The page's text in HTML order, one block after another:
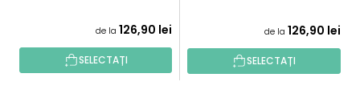
de la 126,90 lei
SELECTAȚI
de la 126,90 lei
SELECTAȚI